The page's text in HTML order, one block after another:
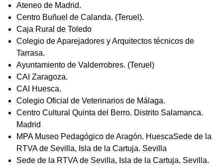
Ateneo de Madrid.
Centro Buñuel de Calanda. (Teruel).
Caja Rural de Toledo
Colegio de Aparejadores y Arquitectos técnicos de
Tarrasa.
Ayuntamiento de Valderrobres. (Teruel)
CAI Zaragoza.
CAI Huesca.
Colegio Oficial de Veterinarios de Málaga.
Centro Cultural Quinta del Berro. Distrito Salamanca.
Madrid
MPA Museo Pedagógico de Aragón. HuescaSede de la
RTVA de Sevilla, Isla de la Cartuja. Sevilla
Sede de la RTVA de Sevilla, Isla de la Cartuja. Sevilla.